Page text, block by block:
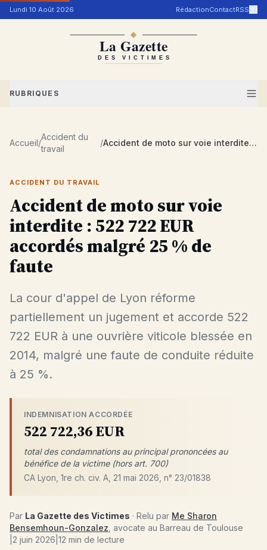
Aller au contenu
Lundi 10 Août 2026 RédactionContactRSS
RUBRIQUES
Accueil/
Accident du
travail
/ Accident de moto sur voie interdite : 522 722 EUR accordés malgré 25 % de faute
ACCIDENT DU TRAVAIL
Accident de moto sur voie
interdite : 522 722 EUR
accordés malgré 25 % de
faute
La cour d'appel de Lyon réforme
partiellement un jugement et accorde 522
722 EUR à une ouvrière viticole blessée en
2014, malgré une faute de conduite réduite
à 25 %.
INDEMNISATION ACCORDÉE
522 722,36 EUR
total des condamnations au principal prononcées au
bénéfice de la victime (hors art. 700)
CA Lyon, 1re ch. civ. A, 21 mai 2026, n° 23/01838
Par La Gazette des Victimes · Relu par Me Sharon
Bensemhoun-Gonzalez , avocate au Barreau de Toulouse
2 juin 2026 12 min de lecture